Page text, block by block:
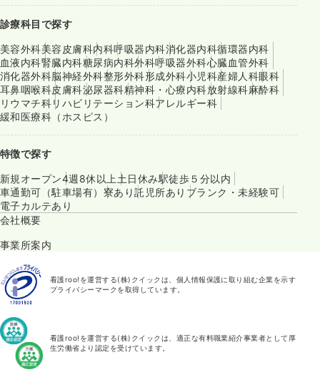
診療科目で探す
美容外科美容皮膚科内科呼吸器内科消化器内科循環器内科
血液内科腎臓内科糖尿病内科外科呼吸器外科心臓血管外科
消化器外科脳神経外科整形外科形成外科小児科産婦人科眼科
耳鼻咽喉科皮膚科泌尿器科精神科・心療内科放射線科麻酔科
リウマチ科リハビリテーション科アレルギー科
緩和医療科（ホスピス）
特徴で探す
新規オープン4週8休以上 土日休み駅徒歩５分以内
車通勤可（駐車場有） 寮あり託児所あり ブランク・未経験可
電子カルテあり
会社概要
事業所案内
看護roo!を運営する(株)クイックは、個人情報保護に取り組む企業を示す
プライバシーマークを取得しています。
看護roo!を運営する(株)クイックは、適正な有料職業紹介事業者として厚
生労働省より認定を受けています。